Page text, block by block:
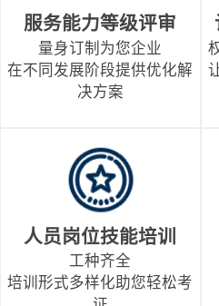
服务能力等级评审
量身订制为您企业
在不同发展阶段提供优化解
决方案
人员岗位技能培训
工种齐全
培训形式多样化助您轻松考